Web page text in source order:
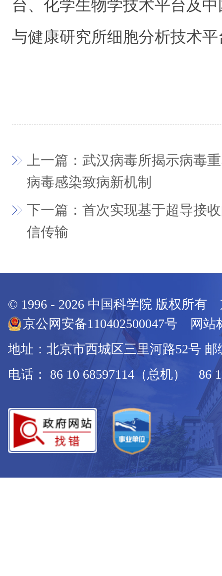
台、化学生物学技术平台及
与健康研究所细胞分析技术
上一篇：武汉病毒所揭示病毒
病毒感染致病新机制
下一篇：首次实现基于超导接
信传输
© 1996 - 2026 中国科学院 版权所有
京公网安备110402500047号 网站
地址：北京市西城区三里河路52号 邮
电话： 86 10 68597114（总机） 86